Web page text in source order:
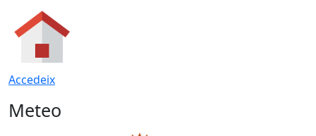
Accedeix
Meteo